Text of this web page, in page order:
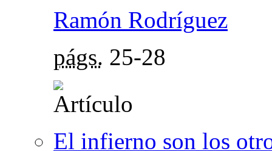
Ramón Rodríguez
págs. 25-28
El infierno son los